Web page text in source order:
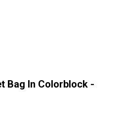
Bag In Colorblock -